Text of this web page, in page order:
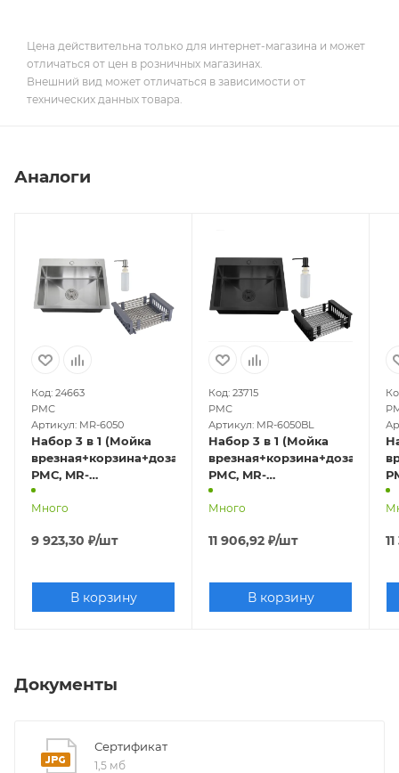
Цена действительна только для интернет-магазина и может
отличаться от цен в розничных магазинах.
Внешний вид может отличаться в зависимости от
технических данных товара.
Аналоги
Код: 24663
РМС
Артикул: MR-6050
Набор 3 в 1 (Мойка
врезная+корзина+дозатор),
РМС, MR-
6050,600х500х200 мм
Много
9 923,30 ₽/шт
В корзину
Код: 23715
РМС
Артикул: MR-6050BL
Набор 3 в 1 (Мойка
врезная+корзина+дозатор),
РМС, MR-
6050BL,600х500х200
мм, графит
Много
11 906,92 ₽/шт
В корзину
Документы
Сертификат
1,5 мб